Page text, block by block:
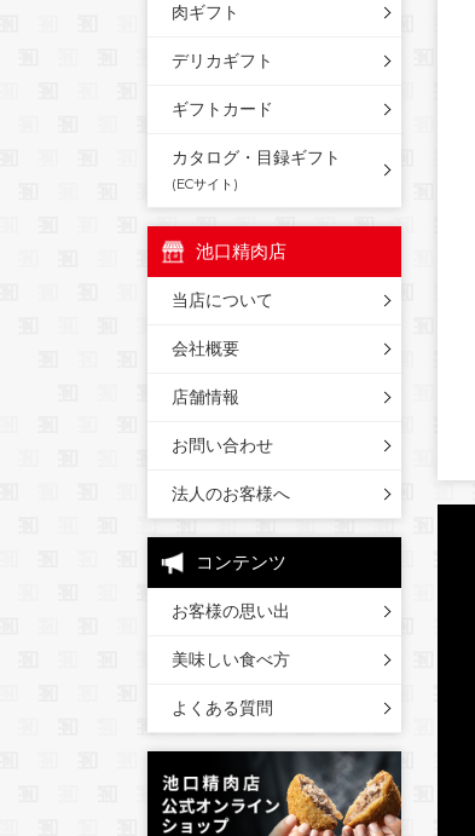
肉ギフト
デリカギフト
ギフトカード
カタログ・目録ギフト
(ECサイト)
池口精肉店
当店について
会社概要
店舗情報
お問い合わせ
法人のお客様へ
コンテンツ
お客様の思い出
美味しい食べ方
よくある質問